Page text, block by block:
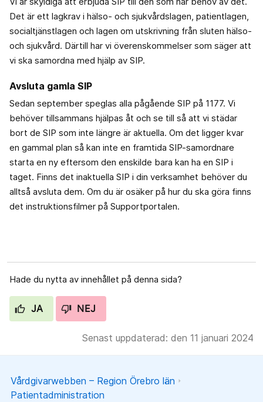
Det är ett lagkrav i hälso- och sjukvårdslagen, patientlagen,
socialtjänstlagen och lagen om utskrivning från sluten hälso-
och sjukvård. Därtill har vi överenskommelser som säger att
vi ska samordna med hjälp av SIP.
Avsluta gamla SIP
Sedan september speglas alla pågående SIP på 1177. Vi
behöver tillsammans hjälpas åt och se till så att vi städar
bort de SIP som inte längre är aktuella. Om det ligger kvar
en gammal plan så kan inte en framtida SIP-samordnare
starta en ny eftersom den enskilde bara kan ha en SIP i
taget. Finns det inaktuella SIP i din verksamhet behöver du
alltså avsluta dem. Om du är osäker på hur du ska göra finns
det instruktionsfilmer på Supportportalen.
Hade du nytta av innehållet på denna sida?
JA NEJ
Senast uppdaterad: den 11 januari 2024
Vårdgivarwebben – Region Örebro län
Patientadministration